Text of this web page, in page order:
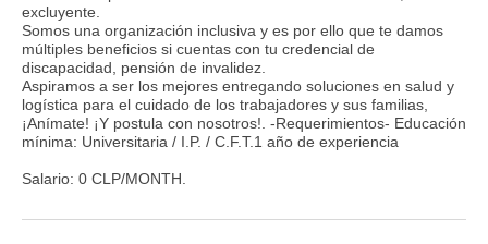
excluyente.
Somos una organización inclusiva y es por ello que te damos
múltiples beneficios si cuentas con tu credencial de
discapacidad, pensión de invalidez.
Aspiramos a ser los mejores entregando soluciones en salud y
logística para el cuidado de los trabajadores y sus familias,
¡Anímate! ¡Y postula con nosotros!. -Requerimientos- Educación
mínima: Universitaria / I.P. / C.F.T.1 año de experiencia
Salario: 0 CLP/MONTH.